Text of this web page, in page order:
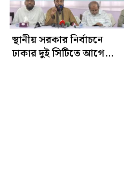
স্থানীয় সরকার নির্বাচনে
ঢাকার দুই সিটিতে আগে